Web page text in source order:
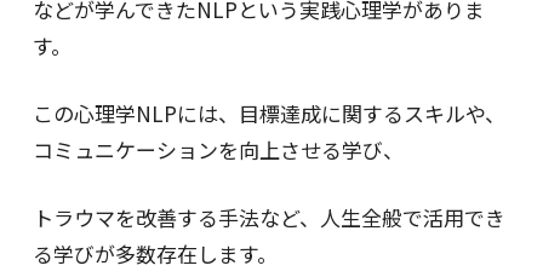
などが学んできたNLPという実践心理学がありま
す。
この心理学NLPには、目標達成に関するスキルや、
コミュニケーションを向上させる学び、
トラウマを改善する手法など、人生全般で活用でき
る学びが多数存在します。